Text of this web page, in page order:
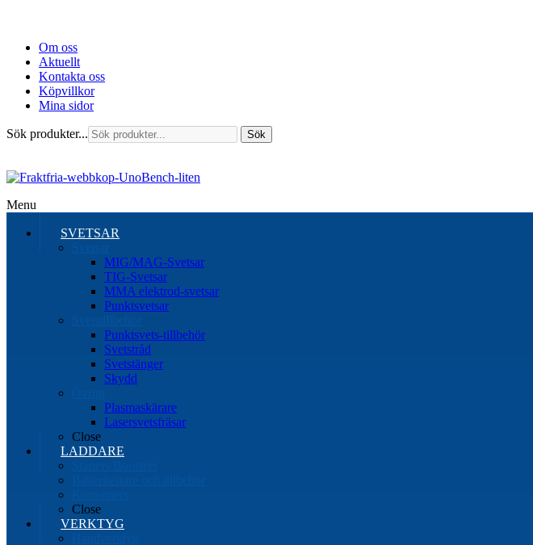
Om oss
Aktuellt
Kontakta oss
Köpvillkor
Mina sidor
Sök produkter... Sök
Menu
SVETSAR
MIG/MAG-Svetsar
TIG-Svetsar
MMA elektrod-svetsar
Punktsvetsar
Punktsvets-tillbehör
Svetstråd
Svetstänger
Skydd
Plasmaskärare
Lasersvetsfräsar
Close
LADDARE
Close
VERKTYG